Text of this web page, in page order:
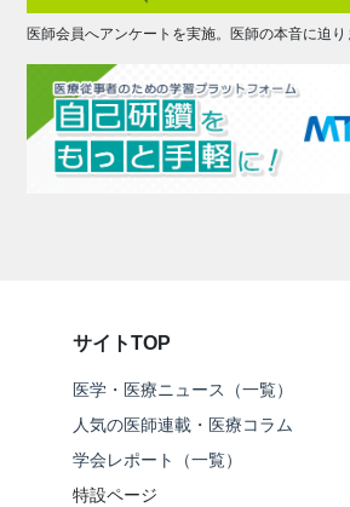
医師会員へアンケートを実施。医師の本音に迫り
サイトTOP
医学・医療ニュース（一覧）
人気の医師連載・医療コラム
学会レポート（一覧）
特設ページ